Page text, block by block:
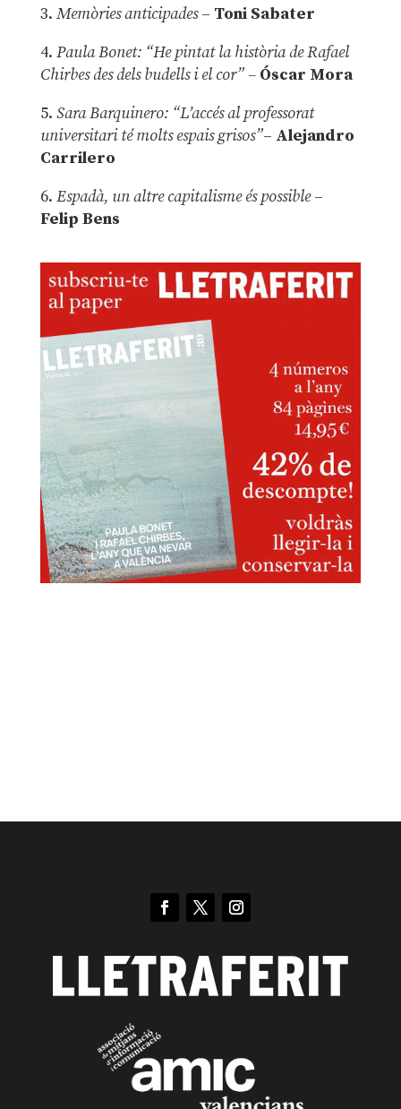
3. Memòries anticipades– Toni Sabater
4. Paula Bonet: “He pintat la història de Rafael
Chirbes des dels budells i el cor” –Óscar Mora
5. Sara Barquinero: “L’accés al professorat
universitari té molts espais grisos”– Alejandro
Carrilero
6. Espadà, un altre capitalisme és possible –
Felip Bens